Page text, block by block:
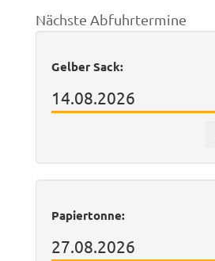
Nächste Abfuhrtermine
Gelber Sack:
14.08.2026
Papiertonne:
27.08.2026